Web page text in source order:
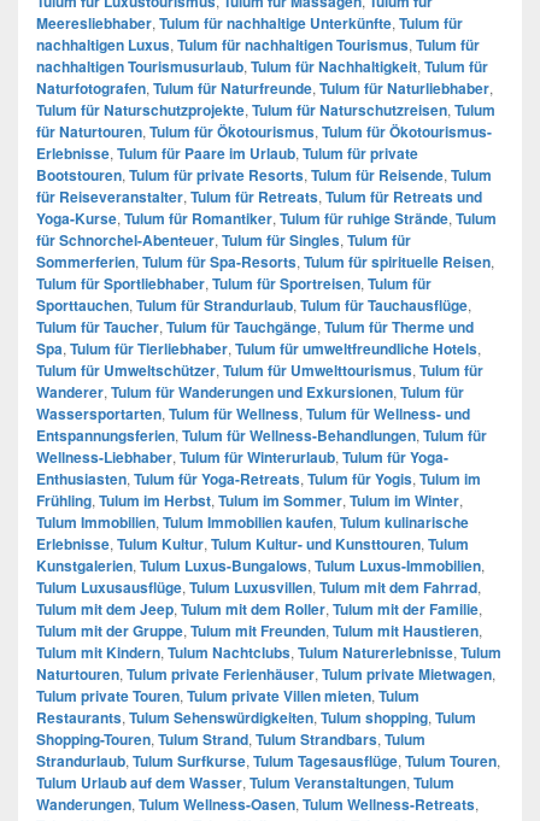
Meeresliebhaber, Tulum für nachhaltige Unterkünfte, Tulum für
nachhaltigen Luxus, Tulum für nachhaltigen Tourismus, Tulum für
nachhaltigen Tourismusurlaub, Tulum für Nachhaltigkeit, Tulum für
Naturfotografen, Tulum für Naturfreunde, Tulum für Naturliebhaber,
Tulum für Naturschutzprojekte, Tulum für Naturschutzreisen, Tulum
für Naturtouren, Tulum für Ökotourismus, Tulum für Ökotourismus-
Erlebnisse, Tulum für Paare im Urlaub, Tulum für private
Bootstouren, Tulum für private Resorts, Tulum für Reisende, Tulum
für Reiseveranstalter, Tulum für Retreats, Tulum für Retreats und
Yoga-Kurse, Tulum für Romantiker, Tulum für ruhige Strände, Tulum
für Schnorchel-Abenteuer, Tulum für Singles, Tulum für
Sommerferien, Tulum für Spa-Resorts, Tulum für spirituelle Reisen,
Tulum für Sportliebhaber, Tulum für Sportreisen, Tulum für
Sporttauchen, Tulum für Strandurlaub, Tulum für Tauchausflüge,
Tulum für Taucher, Tulum für Tauchgänge, Tulum für Therme und
Spa, Tulum für Tierliebhaber, Tulum für umweltfreundliche Hotels,
Tulum für Umweltschützer, Tulum für Umwelttourismus, Tulum für
Wanderer, Tulum für Wanderungen und Exkursionen, Tulum für
Wassersportarten, Tulum für Wellness, Tulum für Wellness- und
Entspannungsferien, Tulum für Wellness-Behandlungen, Tulum für
Wellness-Liebhaber, Tulum für Winterurlaub, Tulum für Yoga-
Enthusiasten, Tulum für Yoga-Retreats, Tulum für Yogis, Tulum im
Frühling, Tulum im Herbst, Tulum im Sommer, Tulum im Winter,
Tulum Immobilien, Tulum Immobilien kaufen, Tulum kulinarische
Erlebnisse, Tulum Kultur, Tulum Kultur- und Kunsttouren, Tulum
Kunstgalerien, Tulum Luxus-Bungalows, Tulum Luxus-Immobilien,
Tulum Luxusausflüge, Tulum Luxusvillen, Tulum mit dem Fahrrad,
Tulum mit dem Jeep, Tulum mit dem Roller, Tulum mit der Familie,
Tulum mit der Gruppe, Tulum mit Freunden, Tulum mit Haustieren,
Tulum mit Kindern, Tulum Nachtclubs, Tulum Naturerlebnisse, Tulum
Naturtouren, Tulum private Ferienhäuser, Tulum private Mietwagen,
Tulum private Touren, Tulum private Villen mieten, Tulum
Restaurants, Tulum Sehenswürdigkeiten, Tulum shopping, Tulum
Shopping-Touren, Tulum Strand, Tulum Strandbars, Tulum
Strandurlaub, Tulum Surfkurse, Tulum Tagesausflüge, Tulum Touren,
Tulum Urlaub auf dem Wasser, Tulum Veranstaltungen, Tulum
Wanderungen, Tulum Wellness-Oasen, Tulum Wellness-Retreats,